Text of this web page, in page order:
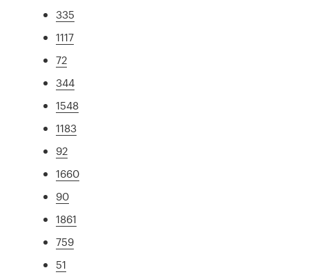
335
1117
72
344
1548
1183
92
1660
90
1861
759
51